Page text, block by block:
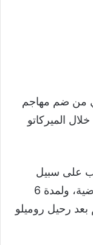
من ضم مهاجم
الميركاتو
على سبيل
الإعارة في فترة الانتقالات الشتوية الماضية، ولمدة 6
رحيل روميلو